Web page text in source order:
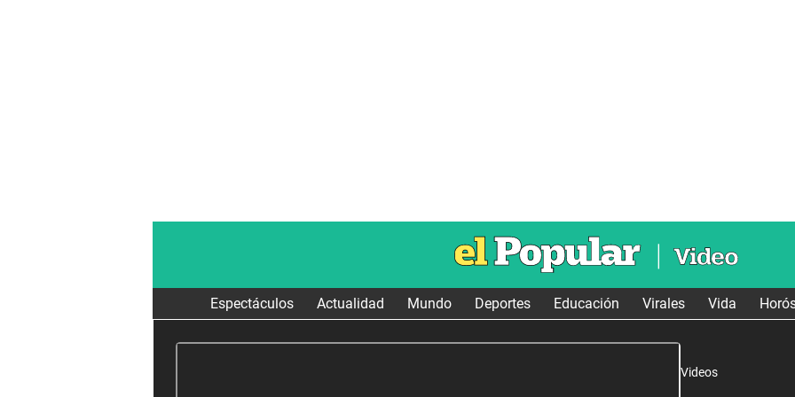
Espectáculos Actualidad Mundo Deportes Educación Virales Vida
Videos